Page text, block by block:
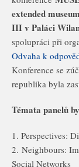
extended
III v Paláci
spolupráci při
Odvaha k
Konference se
republika byla
Témata panelů
1. Perspectives:
2. Neighbours:
Social Networks